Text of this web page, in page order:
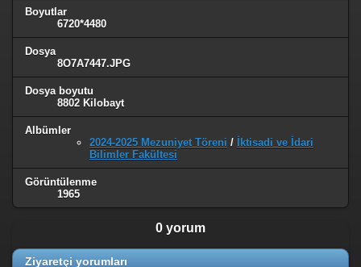
Boyutlar
6720*4480
Dosya
8O7A7447.JPG
Dosya boyutu
8802 Kilobayt
Albümler
2024-2025 Mezuniyet Töreni /
İktisadi ve İdari
Bilimler Fakültesi
Görüntülenme
1965
0 yorum
Ziyaretçi yorumları